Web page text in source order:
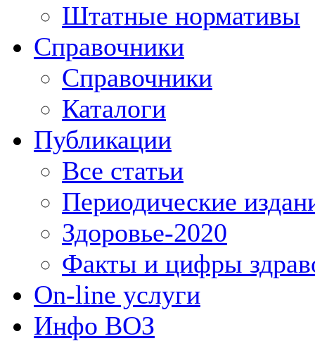
Штатные нормативы
Справочники
Справочники
Каталоги
Публикации
Все статьи
Периодические
Здоровье-2020
Факты и цифры
On-line услуги
Инфо ВОЗ